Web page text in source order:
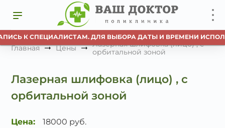
К СПЕЦИАЛИСТАМ. ДЛЯ ВЫБОРА ДАТЫ И ВРЕМЕНИ
Главная Цены
Лазерная шлифовка (лицо) , с
орбитальной зоной
Лазерная шлифовка (лицо) , с
орбитальной зоной
Цена: 18000 руб.